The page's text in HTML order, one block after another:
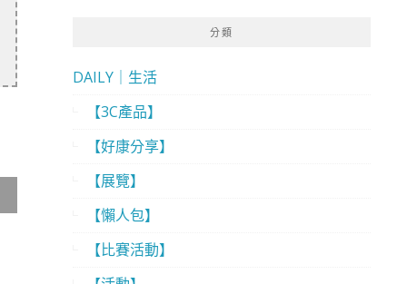
分類
DAILY｜生活
【3C產品】
【好康分享】
【展覽】
【懶人包】
【比賽活動】